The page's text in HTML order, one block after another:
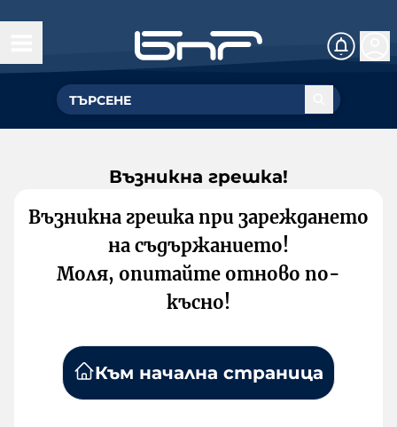
Възникна грешка!
Възникна грешка при зареждането
на съдържанието!
Моля, опитайте отново по-
късно!
Към начална страница